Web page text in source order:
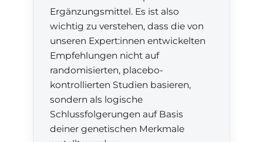
Ergänzungsmittel. Es ist also
wichtig zu verstehen, dass die von
unseren Expert:innen entwickelten
Empfehlungen nicht auf
randomisierten, placebo-
kontrollierten Studien basieren,
sondern als logische
Schlussfolgerungen auf Basis
deiner genetischen Merkmale